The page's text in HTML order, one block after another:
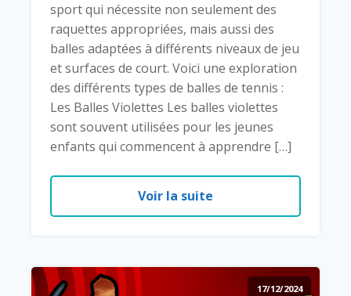
sport qui nécessite non seulement des
raquettes appropriées, mais aussi des
balles adaptées à différents niveaux de jeu
et surfaces de court. Voici une exploration
des différents types de balles de tennis :
Les Balles Violettes Les balles violettes
sont souvent utilisées pour les jeunes
enfants qui commencent à apprendre […]
Voir la suite
17/12/2024